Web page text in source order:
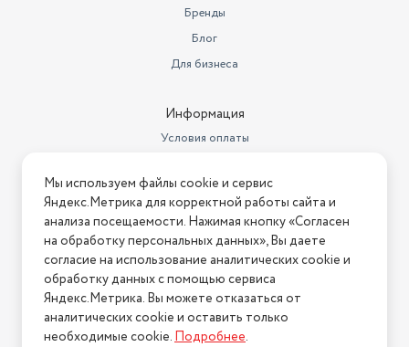
Бренды
Блог
Для бизнеса
Информация
Условия оплаты
Условия возврата
Нашли ошибку на сайте? Напишите нам
2026 © Интернет-магазин "АстМаркет". У нас есть всё!
Политика конфиденциальности
Мы используем файлы cookie и сервис
Яндекс.Метрика для корректной работы сайта и
анализа посещаемости. Нажимая кнопку «Согласен
на обработку персональных данных», Вы даете
согласие на использование аналитических cookie и
обработку данных с помощью сервиса
Яндекс.Метрика. Вы можете отказаться от
аналитических cookie и оставить только
необходимые cookie.Подробнее.